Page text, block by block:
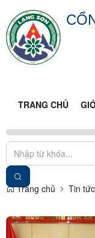
TRANG CHỦ
Trang chủ Tin